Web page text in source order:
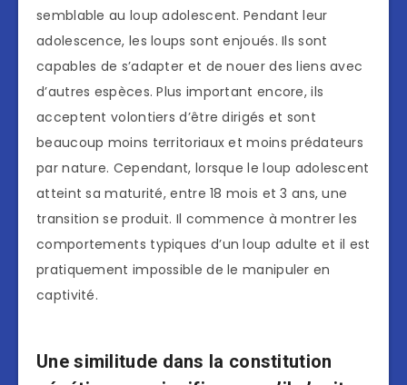
semblable au loup adolescent. Pendant leur
adolescence, les loups sont enjoués. Ils sont
capables de s’adapter et de nouer des liens avec
d’autres espèces. Plus important encore, ils
acceptent volontiers d’être dirigés et sont
beaucoup moins territoriaux et moins prédateurs
par nature. Cependant, lorsque le loup adolescent
atteint sa maturité, entre 18 mois et 3 ans, une
transition se produit. Il commence à montrer les
comportements typiques d’un loup adulte et il est
pratiquement impossible de le manipuler en
captivité.
Une similitude dans la constitution